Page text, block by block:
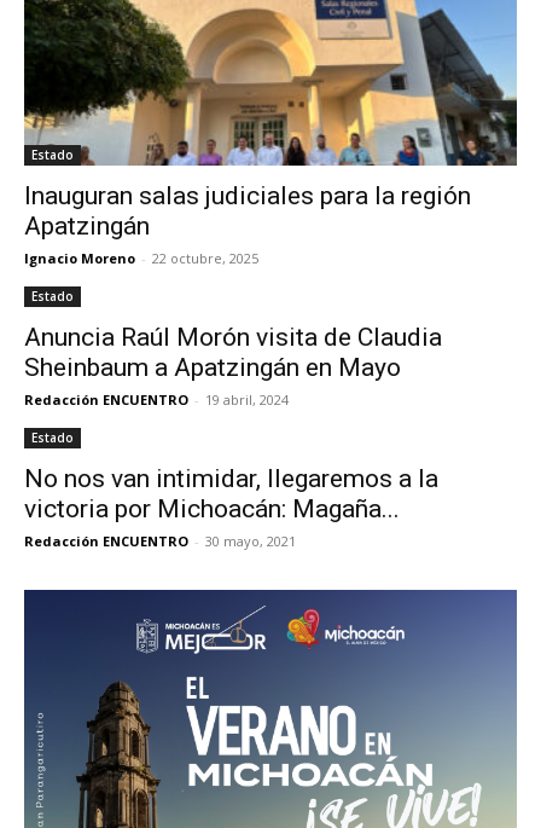
Estado
Inauguran salas judiciales para la región
Apatzingán
Ignacio Moreno - 22 octubre, 2025
Estado
Anuncia Raúl Morón visita de Claudia
Sheinbaum a Apatzingán en Mayo
Redacción ENCUENTRO - 19 abril, 2024
Estado
No nos van intimidar, llegaremos a la
victoria por Michoacán: Magaña...
Redacción ENCUENTRO - 30 mayo, 2021